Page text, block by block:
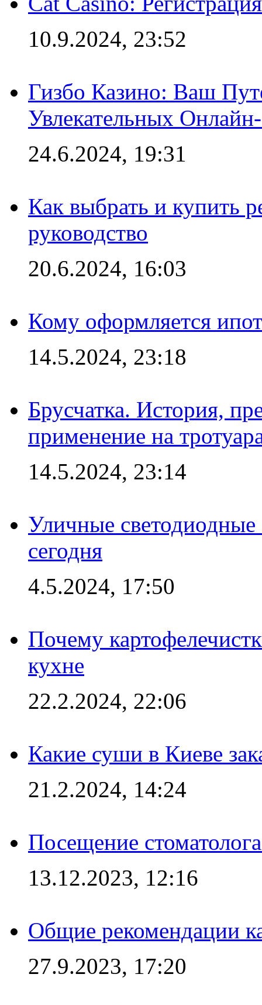
10.9.2024, 23:52
Гизбо Казино: Ваш
Увлекательных
24.6.2024, 19:31
Как выбрать и купить
руководство
20.6.2024, 16:03
Кому оформляется
14.5.2024, 23:18
Брусчатка. История,
применение на
14.5.2024, 23:14
Уличные
сегодня
4.5.2024, 17:50
Почему
кухне
22.2.2024, 22:06
Какие суши в Киеве
21.2.2024, 14:24
Посещение
13.12.2023, 12:16
Общие рекомендации
27.9.2023, 17:20